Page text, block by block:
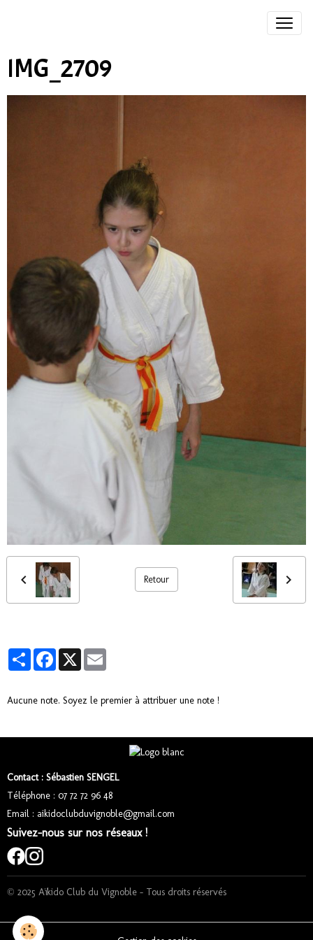
IMG_2709
Retour
PartagerFacebook
X
Aucune note. Soyez le premier à attribuer une note !
Contact : Sébastien SENGEL
Téléphone : 07 72 72 96 48
Email : aikidoclubduvignoble@gmail.com
Suivez-nous sur nos réseaux !
© 2025 Aïkido Club du Vignoble – Tous droits réservés